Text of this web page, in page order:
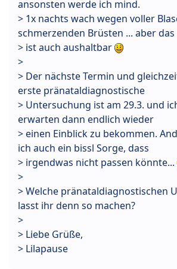
ansonsten werde ich mind.
> 1x nachts wach wegen voller
schmerzenden Brüsten ... aber das
> ist auch aushaltbar
>
> Der nächste Termin und
erste pränataldiagnostische
> Untersuchung ist am 29.3. und
erwarten dann endlich wieder
> einen Einblick zu bekommen.
ich auch ein bissl Sorge, dass
> irgendwas nicht passen könnte...
>
> Welche pränataldiagnostischen
lasst ihr denn so machen?
>
> Liebe Grüße,
> Lilapause